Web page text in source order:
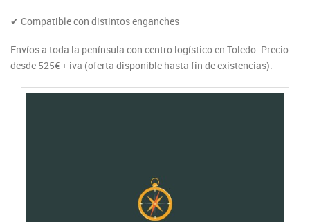
✔ Compatible con distintos enganches
Envíos a toda la península con centro logístico en Toledo. Precio
desde 525€ + iva (oferta disponible hasta fin de existencias).